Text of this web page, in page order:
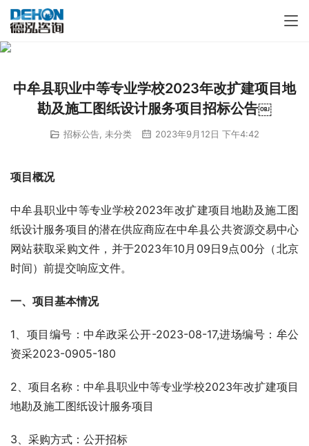
中牟县职业中等专业学校2023年改扩建项目地
勘及施工图纸设计服务项目招标公告￼
招标公告 未分类 2023年9月12日 下午4:42
项目概况
中牟县职业中等专业学校2023年改扩建项目地勘及施工图
纸设计服务项目的潜在供应商应在中牟县公共资源交易中心
网站获取采购文件，并于2023年10月09日9点00分（北京
时间）前提交响应文件。
一、 项目基本情况
1、项目编号：中牟政采公开-2023-08-17,进场编号：牟公
资采2023-0905-180
2、项目名称：中牟县职业中等专业学校2023年改扩建项目
地勘及施工图纸设计服务项目
3、采购方式：公开招标